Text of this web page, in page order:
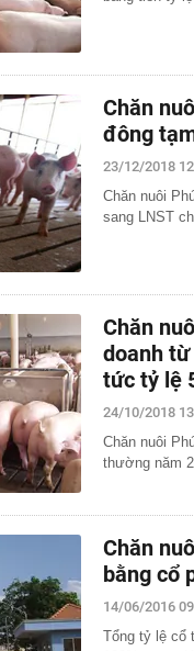
Chăn
đông
23/12/2018
Chăn nuôi
sang LNST
Chăn
doanh
tức tỷ lệ
24/10/2018
Chăn nuôi
thường năm
Chăn
bằng cổ
14/06/2016
Tổng tỷ lệ cổ